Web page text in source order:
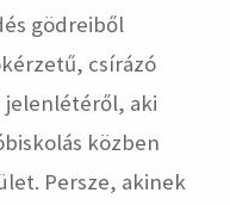
gödreiből
csírázó
jelenlétéről, aki
közben
Persze, akinek